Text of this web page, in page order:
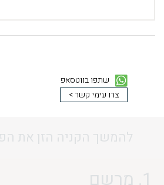
שתפו בווטסאפ
צרו עימי קשר >
להמשך הקניה הזן את
1. מרשם